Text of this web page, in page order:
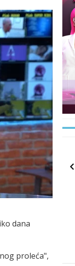
dana
proleća",